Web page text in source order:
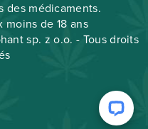
des médicaments.
de 18 ans
sp. z o.o. - Tous droits